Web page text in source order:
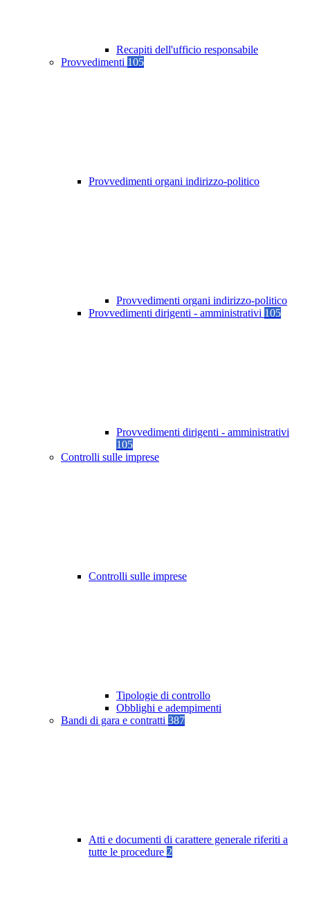
Recapiti dell'ufficio responsabile
Provvedimenti 105
Provvedimenti organi indirizzo-politico
Provvedimenti organi indirizzo-politico
Provvedimenti dirigenti - amministrativi 105
Provvedimenti dirigenti - amministrativi
105
Controlli sulle imprese
Controlli sulle imprese
Tipologie di controllo
Obblighi e adempimenti
Bandi di gara e contratti 387
Atti e documenti di carattere generale riferiti a
tutte le procedure 2